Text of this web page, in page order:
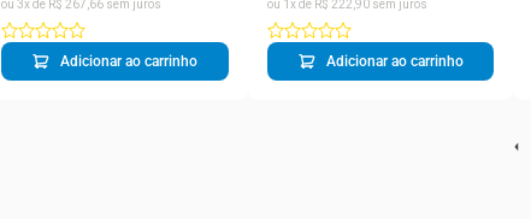
ou 3x de R$ 267 66 sem juros
Adicionar ao carrinho
Branco Elite Fly
ou 1 x de R$ 222 90sem juros
Adicionar ao carrinho